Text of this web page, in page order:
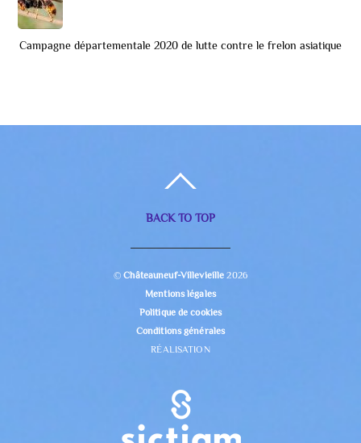
Campagne départementale 2020 de lutte contre le frelon asiatique
BACK TO TOP
©Châteauneuf-Villevieille 2026
Mentions légales
Politique de cookies
Conditions générales
RÉALISATION